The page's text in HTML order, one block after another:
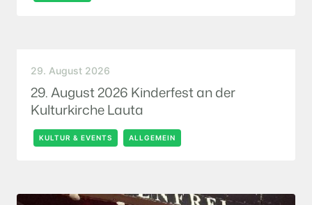
29. August 2026
29. August 2026 Kinderfest an der
Kulturkirche Lauta
KULTUR & EVENTS ALLGEMEIN